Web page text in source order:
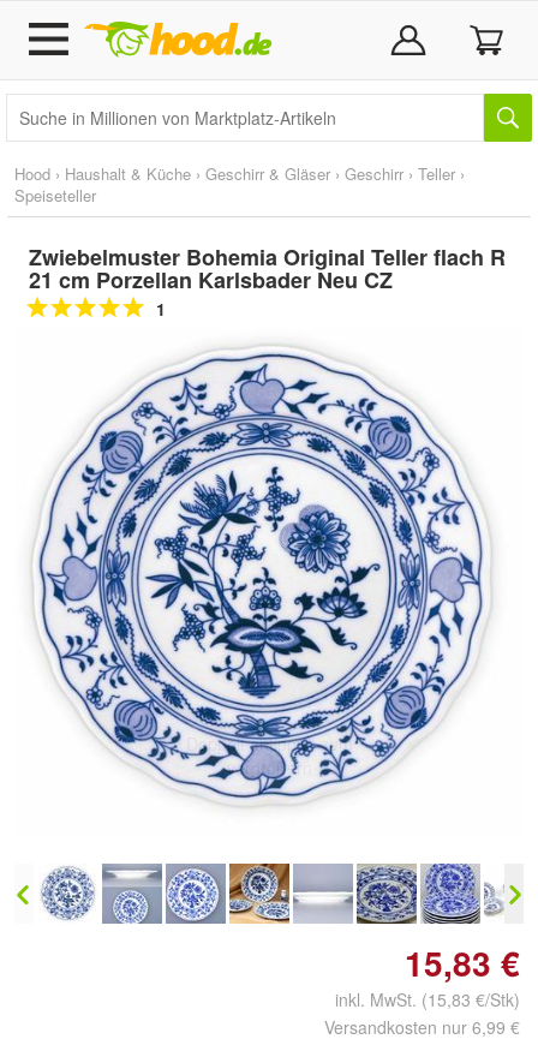
Hood › Haushalt & Küche › Geschirr & Gläser › Geschirr › Teller ›
Speiseteller
Zwiebelmuster Bohemia Original Teller flach R
21 cm Porzellan Karlsbader Neu CZ
1
Doppelt antippen zum
vergrößern
15,83 €
inkl. MwSt. (15,83 €/Stk)
Versandkosten nur 6,99 €